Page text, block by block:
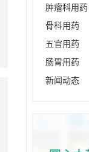
肿瘤科用药
骨科用药
五官用药
肠胃用药
新闻动态